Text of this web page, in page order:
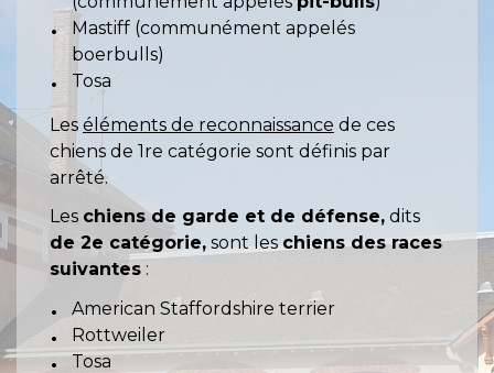
Mastiff (communément appelés
boerbulls)
Tosa
Les éléments de reconnaissance de ces
chiens de 1re catégorie sont définis par
arrêté.
Les chiens de garde et de défense, dits
de 2e catégorie, sont les chiens des races
suivantes :
American Staffordshire terrier
Rottweiler
Tosa